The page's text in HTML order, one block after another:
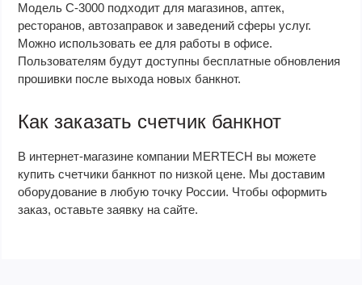
Модель C-3000 подходит для магазинов, аптек,
ресторанов, автозаправок и заведений сферы услуг.
Можно использовать ее для работы в офисе.
Пользователям будут доступны бесплатные обновления
прошивки после выхода новых банкнот.
Как заказать счетчик банкнот
В интернет-магазине компании MERTECH вы можете
купить счетчики банкнот по низкой цене. Мы доставим
оборудование в любую точку России. Чтобы оформить
заказ, оставьте заявку на сайте.